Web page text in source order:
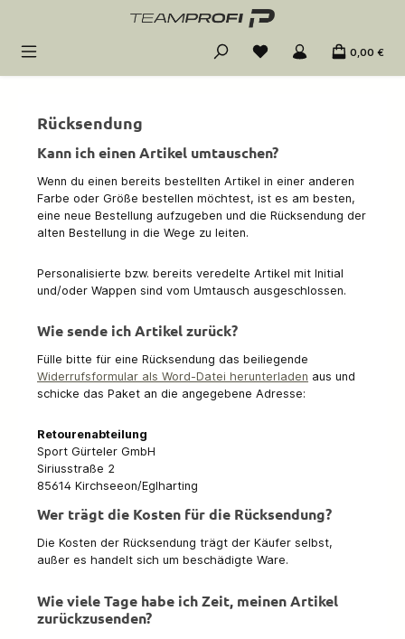
Zum Hauptinhalt springen
0,00 €
Rücksendung
Kann ich einen Artikel umtauschen?
Wenn du einen bereits bestellten Artikel in einer anderen
Farbe oder Größe bestellen möchtest, ist es am besten,
eine neue Bestellung aufzugeben und die Rücksendung der
alten Bestellung in die Wege zu leiten.
Personalisierte bzw. bereits veredelte Artikel mit Initial
und/oder Wappen sind vom Umtausch ausgeschlossen.
Wie sende ich Artikel zurück?
Fülle bitte für eine Rücksendung das beiliegende
Widerrufsformular als Word-Datei herunterladen aus und
schicke das Paket an die angegebene Adresse:
Retourenabteilung
Sport Gürteler GmbH
Siriusstraße 2
85614 Kirchseeon/Eglharting
Wer trägt die Kosten für die Rücksendung?
Die Kosten der Rücksendung trägt der Käufer selbst,
außer es handelt sich um beschädigte Ware.
Wie viele Tage habe ich Zeit, meinen Artikel
zurückzusenden?